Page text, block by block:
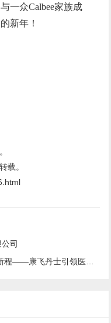
一众Calbee家族成
新年！
载。
司
丹士引领医疗服务生态升级